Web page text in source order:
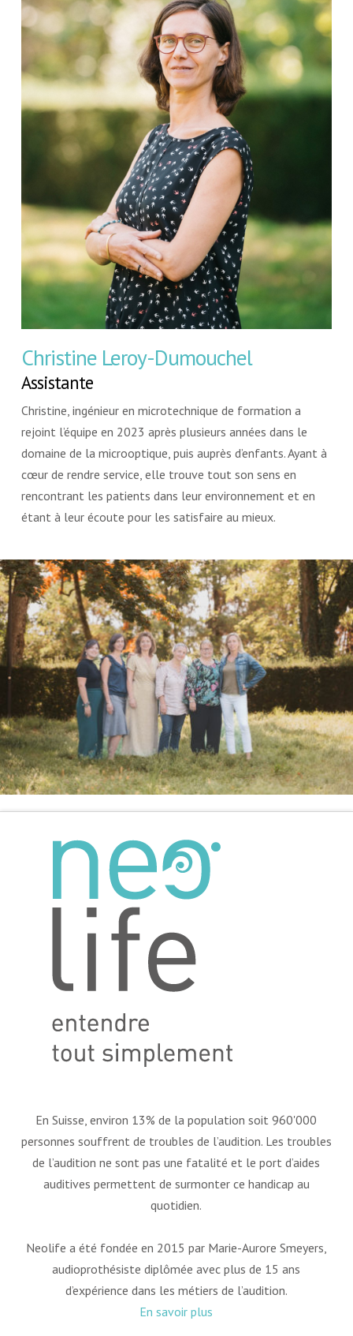
Christine Leroy-Dumouchel
Assistante
Christine, ingénieur en microtechnique de formation a
rejoint l’équipe en 2023 après plusieurs années dans le
domaine de la microoptique, puis auprès d’enfants. Ayant à
cœur de rendre service, elle trouve tout son sens en
rencontrant les patients dans leur environnement et en
étant à leur écoute pour les satisfaire au mieux.
En Suisse, environ 13% de la population soit 960'000
personnes souffrent de troubles de l’audition. Les troubles
de l’audition ne sont pas une fatalité et le port d’aides
auditives permettent de surmonter ce handicap au
quotidien.
Neolife a été fondée en 2015 par Marie-Aurore Smeyers,
audioprothésiste diplômée avec plus de 15 ans
d’expérience dans les métiers de l’audition.
En savoir plus